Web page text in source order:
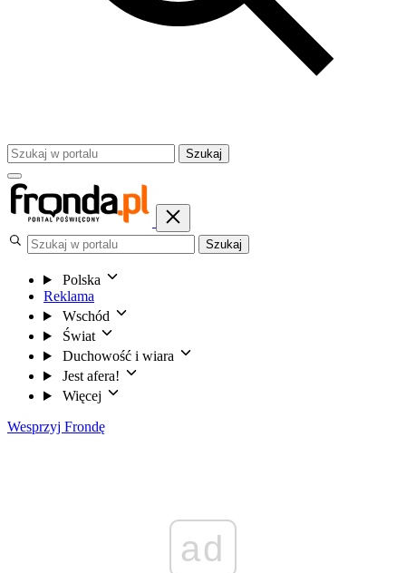
Szukaj
Szukaj
Polska
Reklama
Wschód
Świat
Duchowość i wiara
Jest afera!
Więcej
Wesprzyj Frondę
ad